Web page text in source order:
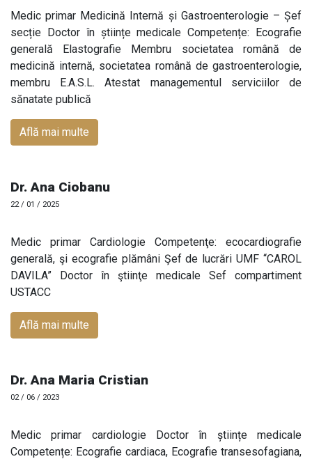
Medic primar Medicină Internă și Gastroenterologie – Șef
secție Doctor în științe medicale Competențe: Ecografie
generală Elastografie Membru societatea română de
medicină internă, societatea română de gastroenterologie,
membru E.A.S.L. Atestat managementul serviciilor de
sănatate publică
Află mai multe
Dr. Ana Ciobanu
22 / 01 / 2025
Medic primar Cardiologie Competenţe: ecocardiografie
generală, şi ecografie plămâni Şef de lucrări UMF “CAROL
DAVILA” Doctor în ştiinţe medicale Sef compartiment
USTACC
Află mai multe
Dr. Ana Maria Cristian
02 / 06 / 2023
Medic primar cardiologie Doctor în științe medicale
Competențe: Ecografie cardiaca, Ecografie transesofagiana,